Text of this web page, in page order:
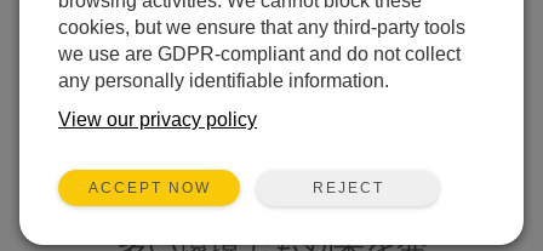
乾燥した環境や塩分の
cookies, but we ensure that any third-party tools
we use are GDPR-compliant and do not collect
any personally identifiable information.
View our privacy policy
ACCEPT NOW REJECT